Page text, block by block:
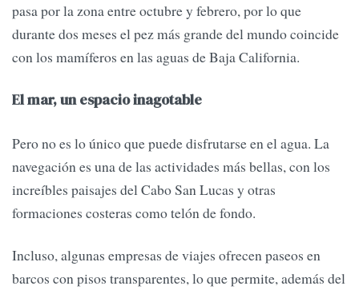
pasa por la zona entre octubre y febrero, por lo que
durante dos meses el pez más grande del mundo coincide
con los mamíferos en las aguas de Baja California.
El mar, un espacio inagotable
Pero no es lo único que puede disfrutarse en el agua. La
navegación es una de las actividades más bellas, con los
increíbles paisajes del Cabo San Lucas y otras
formaciones costeras como telón de fondo.
Incluso, algunas empresas de viajes ofrecen paseos en
barcos con pisos transparentes, lo que permite, además del